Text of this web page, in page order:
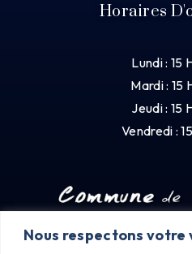
Nous respectons votre
Horaires
Lundi : 15
Mardi : 15
Jeudi : 15
Vendredi :